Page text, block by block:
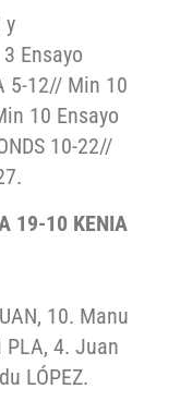
y
Ensayo
5-12// Min 10
10 Ensayo
10-22//
19-10 KENIA
10. Manu
PLA, 4. Juan
LÓPEZ.